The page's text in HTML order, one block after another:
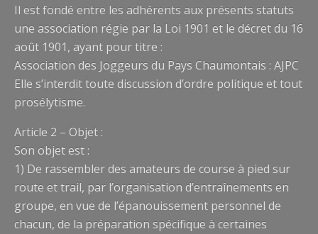
Il est fondé entre les adhérents aux présents statuts
une association régie par la Loi 1901 et le décret du 16
août 1901, ayant pour titre :
Association des Joggeurs du Pays Chaumontais : AJPC
Elle s’interdit toute discussion d’ordre politique et tout
prosélytisme.
Article 2 – Objet :
Son objet est :
1) De rassembler des amateurs de course à pied sur
route et trail, par l’organisation d’entraînements en
groupe, en vue de l’épanouissement personnel de
chacun, de la préparation spécifique à certaines